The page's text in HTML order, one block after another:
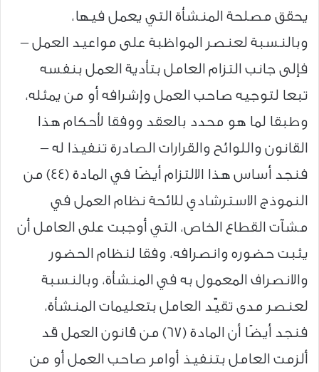
يحقق مصلحة المنشأة التي يعمل فيها،
وبالنسبة لعنصر المواظبة على مواعيد العمل –
فإلى جانب التزام العامل بتأدية العمل بنفسه
تبعا لتوجيه صاحب العمل وإشرافه أو من يمثله،
وطبقا لما هو محدد بالعقد ووفقا لأحكام هذا
القانون واللوائح والقرارات الصادرة تنفيذا له –
فنجد أساس هذا الالتزام أيضًا في المادة (44) من
النموذج الاسترشادي للائحة نظام العمل في
مشآت القطاع الخاص، التي أوجبت على العامل أن
يثبت حضوره وانصرافه، وفقا لنظام الحضور
والانصراف المعمول به في المنشأة، وبالنسبة
لعنصر مدى تقيّد العامل بتعليمات المنشأة،
فنجد أيضًا أن المادة (67) من قانون العمل قد
ألزمت العامل بتنفيذ أوامر صاحب العمل أو من